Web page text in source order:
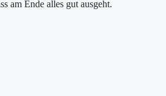
am Ende alles gut ausgeht.